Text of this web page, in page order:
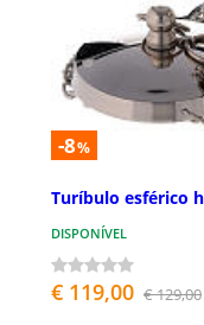
-8%
Turíbulo esférico
DISPONÍVEL
€ 119,00 € 129,00